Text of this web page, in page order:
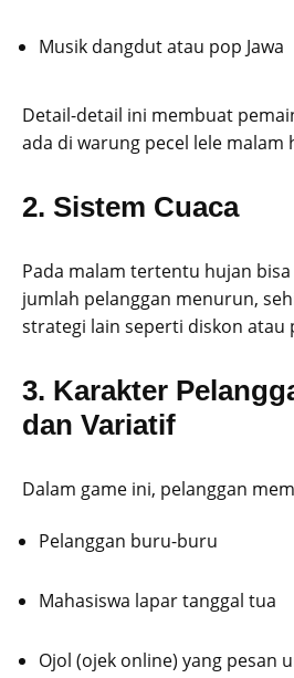
Musik dangdut atau pop Jawa
Detail-detail ini membuat
ada di warung pecel lele malam
2. Sistem Cuaca
Pada malam tertentu hujan
jumlah pelanggan menurun,
strategi lain seperti diskon atau
3. Karakter
dan Variatif
Dalam game ini, pelanggan
Pelanggan buru-buru
Mahasiswa lapar tanggal tua
Ojol (ojek online) yang pesan